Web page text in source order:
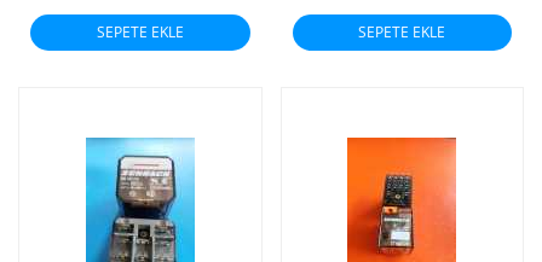
SEPETE EKLE SEPETE EKLE